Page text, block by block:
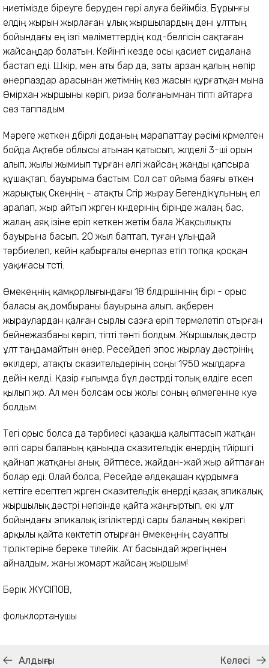
ниетімізде біреуге беруден гөрі алуға бейімбіз. Бұрынғы
елдің жырын жырлаған ұлық жыршылардың дені ұлттың
бойындағы ең ізгі мәліметтердің код-белгісін сақтаған
жайсаңдар болатын. Кейінгі кезде осы қасиет сидалана
бастап еді. Шүкір, мен аты бар да, заты арзан қалың нөпір
өнерпаздар арасынан жетімнің көз жасын құрғатқан мына
Өмірхан жыршыны көріп, риза болғанымнан тіпті айтарға
сөз таппадым.
Мәреге жеткен дүбірлі доданың марапаттау рәсімі күрмелген
бойда Ақтөбе облысы атынан қатысып, жүлделі 3-ші орын
алып, жылы жымиып тұрған әлгі жайсаң жанды қапсыра
құшақтап, бауырыма бастым. Сол сәт ойыма баяғы өткен
жарықтық Сүкеңнің - атақты Сүгір жырау Бегендікұлының ел
аралап, жыр айтып жүрген күндерінің бірінде жалаң бас,
жалаң аяқ ізіне еріп кеткен жетім бала Жақсылықты
бауырына басып, 20 жыл баптап, туған ұлындай
тәрбиелеп, кейін қабырғалы өнерпаз етіп топқа қосқан
уақиғасы түсті.
Өмекеңнің қамқорлығындағы 18 бүлдіршінінің бірі - орыс
баласы ақ домбыраны бауырына алып, ақберен
жыраулардан қалған сырлы сазға өріп термелетіп отырған
бейнежазбаны көріп, тіпті тәнті болдым. Жыршылық дәстүр
ұлт таңдамайтын өнер. Ресейдегі эпос жырлау дәстүрінің
өкілдері, атақты сказительдерінің соңы 1950 жылдарға
дейін келді. Қазір ғылымда бұл дәстүрді толық өлдіге есеп
қылып жүр. Ал мен болсам осы жолы соның өлмегеніне куә
болдым.
Тегі орыс болса да тәрбиесі қазақша қалыптасып жатқан
әлгі сары баланың қанында сказительдік өнердің түйіршігі
қайнап жатқаны анық. Әйтпесе, жайдан-жай жыр айтпаған
болар еді. Олай болса, Ресейде әлдеқашан құрдымға
кеттіге есептеп жүрген сказительдік өнерді қазақ эпикалық
жыршылық дәстүрі негізінде қайта жаңғыртып, екі ұлт
бойындағы эпикалық ізгіліктерді сары баланың көкірегі
арқылы қайта көктетіп отырған Өмекеңнің сауапты
тірліктеріне береке тілейік. Ат басындай жүрегіңнен
айналдым, жаны жомарт жайсаң жыршым!
Берік ЖҮСІПОВ,
фольклортанушы
Алдыңғы Келесі